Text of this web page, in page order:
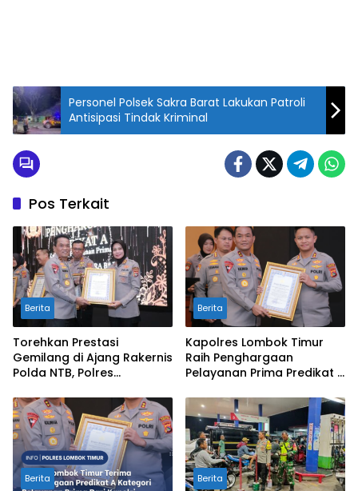
Personel Polsek Sakra Barat Lakukan Patroli
Antisipasi Tindak Kriminal
Pos Terkait
Berita
Torehkan Prestasi
Gemilang di Ajang Rakernis
Polda NTB, Polres
Penghargaan Pelayanan
Prima Kapolri
Berita
Kapolres Lombok Timur
Raih Penghargaan
Pelayanan Prima Predikat A
Berita Berita